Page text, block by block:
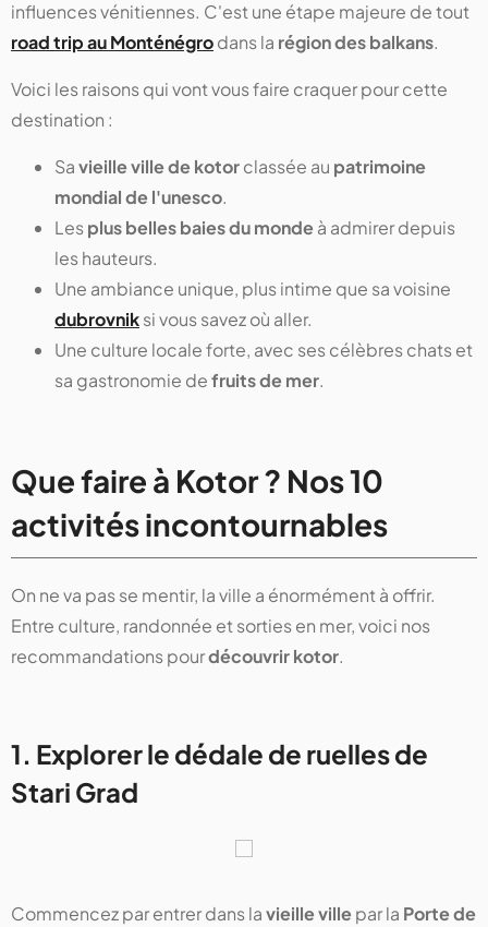
influences vénitiennes. C'est une étape majeure de tout
road trip au Monténégrodans la région des balkans.
Voici les raisons qui vont vous faire craquer pour cette
destination :
Savieille ville de kotorclassée au patrimoine
mondial de l'unesco.
Lesplus belles baies du mondeà admirer depuis
les hauteurs.
Une ambiance unique, plus intime que sa voisine
dubrovniksi vous savez où aller.
Une culture locale forte, avec ses célèbres chats et
sa gastronomie defruits de mer.
Que faire à Kotor ? Nos 10
activités incontournables
On ne va pas se mentir, la ville a énormément à offrir.
Entre culture, randonnée et sorties en mer, voici nos
recommandations pourdécouvrir kotor.
1. Explorer le dédale de ruelles de
Stari Grad
Commencez par entrer dans lavieille villepar la Porte de